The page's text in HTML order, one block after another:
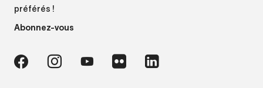
préférés !
Abonnez-vous